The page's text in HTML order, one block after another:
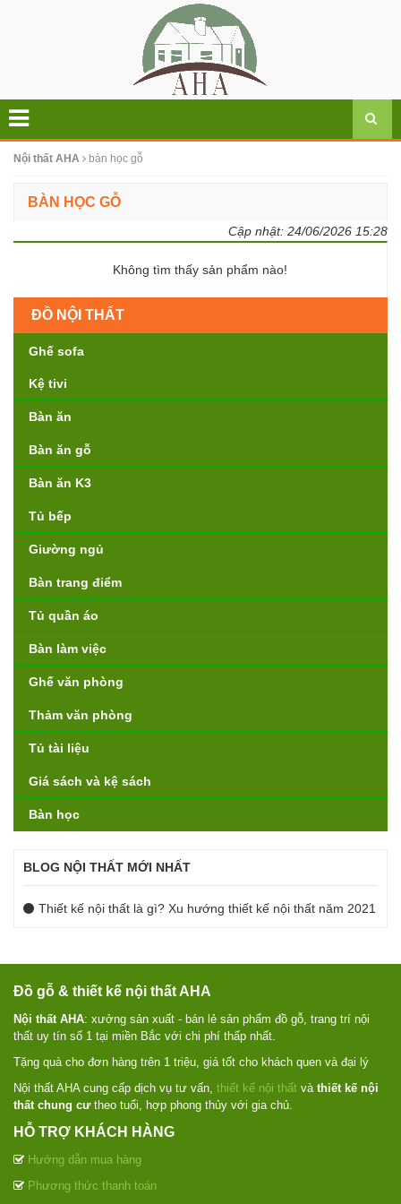
Nội thất AHA bàn học gỗ
BÀN HỌC GỖ
Cập nhật: 24/06/2026 15:28
Không tìm thấy sản phẩm nào!
ĐỒ NỘI THẤT
Ghế sofa
Kệ tivi
Bàn ăn
Bàn ăn gỗ
Bàn ăn K3
Tủ bếp
Giường ngủ
Bàn trang điểm
Tủ quần áo
Bàn làm việc
Ghế văn phòng
Thảm văn phòng
Tủ tài liệu
Giá sách và kệ sách
Bàn học
BLOG NỘI THẤT MỚI NHẤT
Thiết kế nội thất là gì? Xu hướng thiết kế nội thất năm 2021
Đồ gỗ & thiết kế nội thất AHA
Nội thất AHA: xưởng sản xuất - bán lẻ sản phẩm đồ gỗ, trang trí nội
thất uy tín số 1 tại miền Bắc với chi phí thấp nhất.
Tặng quà cho đơn hàng trên 1 triệu, giá tốt cho khách quen và đại lý
Nội thất AHA cung cấp dịch vụ tư vấn, thiết kế nội thất và thiết kế nội
thất chung cưtheo tuổi, hợp phong thủy với gia chủ.
HỖ TRỢ KHÁCH HÀNG
Hướng dẫn mua hàng
Phương thức thanh toán